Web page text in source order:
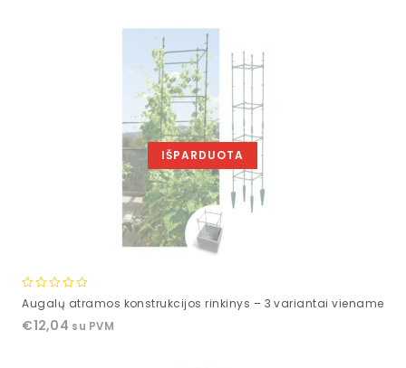
IŠPARDUOTA
0
of
Augalų atramos konstrukcijos rinkinys – 3 variantai viename
€12,04 su PVM